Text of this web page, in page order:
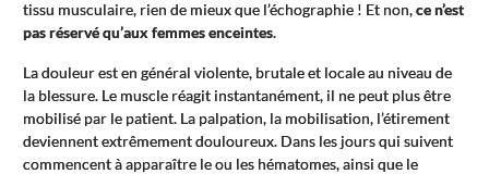
tissu musculaire, rien de mieux que l’échographie ! Et non,ce n’est
pas réservé qu’aux femmes enceintes.
La douleur est en général violente, brutale et locale au niveau de
la blessure. Le muscle réagit instantanément, il ne peut plus être
mobilisé par le patient. La palpation, la mobilisation, l’étirement
deviennent extrêmement douloureux. Dans les jours qui suivent
commencent à apparaître le ou les hématomes, ainsi que le